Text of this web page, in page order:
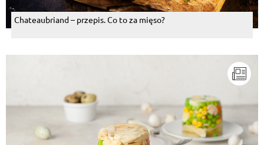
Chateaubriand – przepis. Co to za mięso?